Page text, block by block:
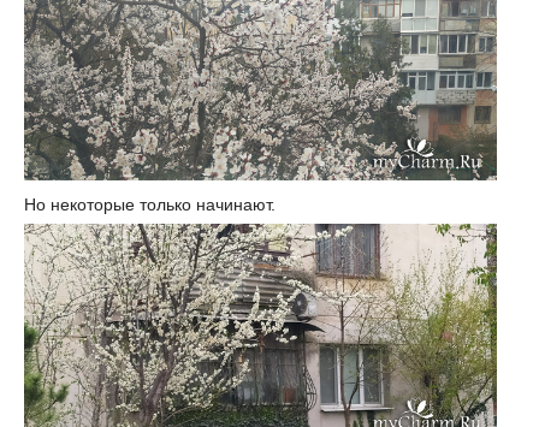
Но некоторые только начинают.